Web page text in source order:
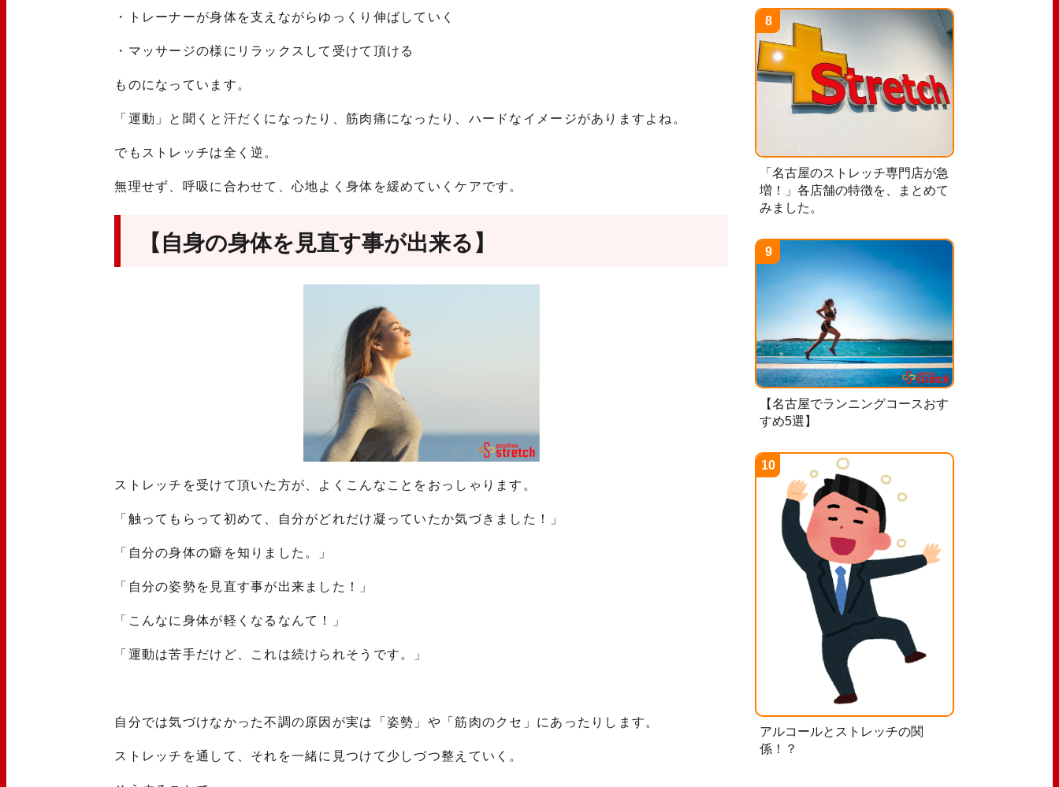
・トレーナーが身体を支えながらゆっくり伸ばしていく
・マッサージの様にリラックスして受けて頂ける
ものになっています。
「運動」と聞くと汗だくになったり、筋肉痛になったり、ハードなイメージがありますよね。
でもストレッチは全く逆。
無理せず、呼吸に合わせて、心地よく身体を緩めていくケアです。
【自身の身体を見直す事が出来る】
ストレッチを受けて頂いた方が、よくこんなことをおっしゃります。
「触ってもらって初めて、自分がどれだけ凝っていたか気づきました！」
「自分の身体の癖を知りました。」
「自分の姿勢を見直す事が出来ました！」
「こんなに身体が軽くなるなんて！」
「運動は苦手だけど、これは続けられそうです。」
自分では気づけなかった不調の原因が実は「姿勢」や「筋肉のクセ」にあったりします。
ストレッチを通して、それを一緒に見つけて少しづつ整えていく。
「名古屋のストレッチ専門店が急
増！」各店舗の特徴を、まとめて
みました。
【名古屋でランニングコースおす
すめ5選】
アルコールとストレッチの関
係！？